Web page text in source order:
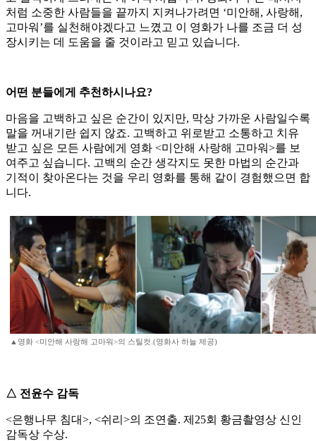
처럼 소중한 사람들을 끝까지 지켜나가려면 ‘미안해, 사랑해,
고마워’를 실천해야겠다고 느꼈고 이 영화가 나를 조금 더 성
장시키는 데 도움을 줄 것이라고 믿고 있습니다.
어떤 분들에게 추천하시나요?
마음을 고백하고 싶은 순간이 있지만, 막상 가까운 사람일수록
말을 꺼내기란 쉽지 않죠. 고백하고 위로받고 소통하고 치유
받고 싶은 모든 사람에게 영화 <미안해 사랑해 고마워>를 보
여주고 싶습니다. 고백의 순간 생각지도 못한 마법의 순간과
기적이 찾아온다는 것을 우리 영화를 통해 같이 경험했으면 합
니다.
▲영화 <미안해 사랑해 고마워>의 스틸컷.(영화사 하늘 제공)
△ 전윤수 감독
<은행나무 침대>, <쉬리>의 조연출. 제25회 황금촬영상 신인
감독상 수상.